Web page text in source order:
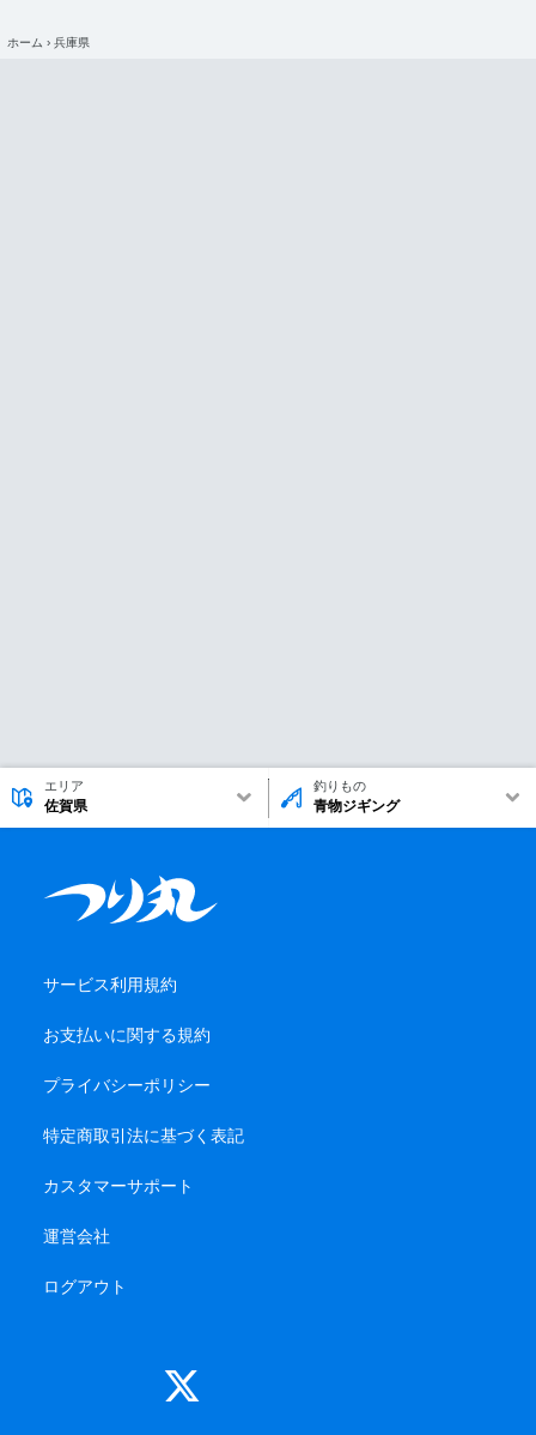
ホーム › 兵庫県
エリア
佐賀県
釣りもの
青物ジギング
サービス利用規約
お支払いに関する規約
プライバシーポリシー
特定商取引法に基づく表記
カスタマーサポート
運営会社
ログアウト